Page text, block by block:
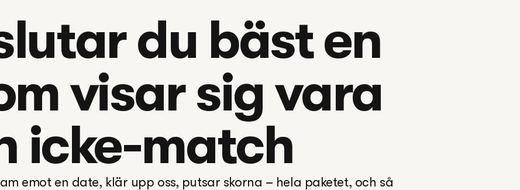
du bäst en
visar sig vara
icke-match
emot en date, klär upp oss, putsar skorna – hela paketet, och så